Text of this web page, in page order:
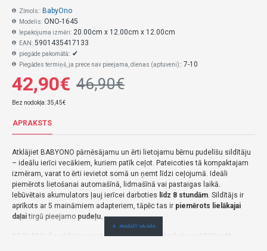
42,90€ 46,90€
Bez nodokļa: 35,45€
Zīmols:: BabyOno
Modelis: ONO-1645
Iepakojuma izmēri: 20.00cm x 12.00cm x 12.00cm
EAN: 5901435417133
piegāde pakomātā:: ✔
Piegādes termiņš, ja prece nav pieejama, dienas (aptuveni):: 7-10
APRAKSTS
Atklājiet BABYONO pārnēsājamu un ērti lietojamu bērnu pudelīšu sildītāju
– ideālu ierīci vecākiem, kuriem patīk ceļot. Pateicoties tā kompaktajam
izmēram, varat to ērti ievietot somā un ņemt līdzi ceļojumā. Ideāli
piemērots lietošanai automašīnā, lidmašīnā vai pastaigas laikā.
Iebūvētais akumulators ļauj ierīcei darboties līdz 8 stundām. Sildītājs ir
aprīkots ar 5 maināmiem adapteriem, tāpēc tas ir piemērots lielākajai
daļaitirgū pieejamo pudeļu.
Šo sildītāju varat ņemt līdzi jebkur. Aprīkots ar 9000 mAh